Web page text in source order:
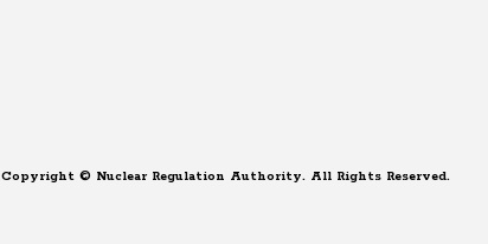
Copyright © Nuclear Regulation Authority. All Rights Reserved.